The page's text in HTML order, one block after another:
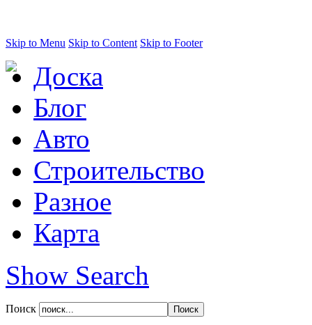
Skip to Menu Skip to Content Skip to Footer
Доска
Блог
Авто
Строительство
Разное
Карта
Show Search
Поиск